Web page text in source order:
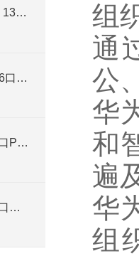
海康威视DS-2CE16C5T-IT5 130万红外高清同轴交换机
海康威视DS-3E0518PF-E 16口智能POE千兆交换机
海康威视DS-3E0526P-E 24口POE千兆智能交换机
海康威视DS-3E0518P-E 18口千兆POE交换机
组
通
公
华
和
遍
华
组